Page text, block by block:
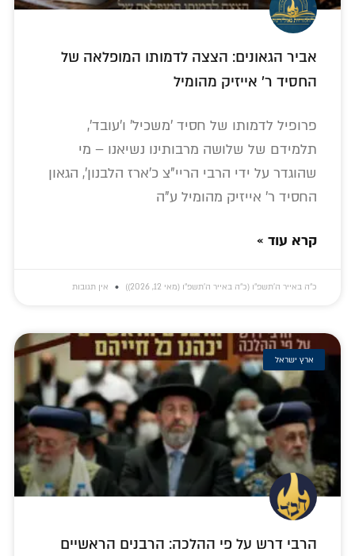
אביר הגאונים: הצצה לדמותו המופלאה של
החסיד ר' אייזיק מהומיל
פרופיל לדמותו של חסיד 'משכיל' ו'עובד',
תלמידם של שלושה מרבותינו נשיאנו – מי
שהוגדר על ידי הרבי הריי"צ כ'ארז הלבנון', הגאון
החסיד ר' אייזיק מהומיל ע"ה
קרא עוד »
כ״ה באייר ה׳תשפ״ו (כ״ה באייר ה׳תשפ״ו (מאי 12, 2026)) אין תגובות
ארץ ישראל
הרבי דרש על פי ההלכה: הרבנים הראשיים